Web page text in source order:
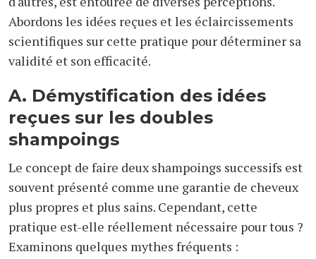
Abordons les idées reçues et les éclaircissements
scientifiques sur cette pratique pour déterminer sa
validité et son efficacité.
A. Démystification des idées
reçues sur les doubles
shampoings
Le concept de faire deux shampoings successifs est
souvent présenté comme une garantie de cheveux
plus propres et plus sains. Cependant, cette
pratique est-elle réellement nécessaire pour tous ?
Examinons quelques mythes fréquents :